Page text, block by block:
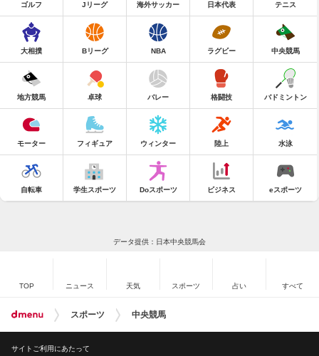
ゴルフ Jリーグ 海外サッカー 日本代表 テニス
大相撲 Bリーグ NBA ラグビー 中央競馬
地方競馬 卓球 バレー 格闘技 バドミントン
モーター フィギュア ウィンター 陸上 水泳
自転車 学生スポーツ Doスポーツ ビジネス eスポーツ
データ提供：日本中央競馬会
TOP ニュース 天気 スポーツ 占い すべて
スポーツ 中央競馬
サイトご利用にあたって